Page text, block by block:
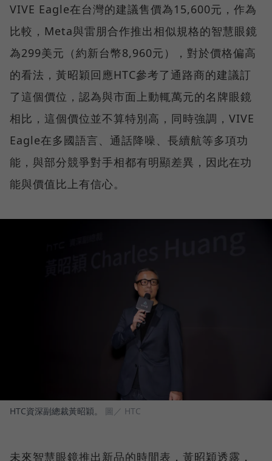
VIVE Eagle在台灣的建議售價為15,600元，作為
比較，Meta與雷朋合作推出相似規格的智慧眼鏡
為299美元（約新台幣8,960元），對於價格偏高
的看法，黃昭穎回應HTC參考了通路商的建議訂
了這個價位，認為與市面上動輒萬元的名牌眼鏡
相比，這個價位並不算特別高，同時強調，VIVE
Eagle在多國語言、通話降噪、長續航等多項功
能，與部分競爭對手相都有明顯差異，因此在功
能與價值比上有信心。
HTC資深副總裁黃昭穎。 圖／ HTC
未來智慧眼鏡推出新品的時間表，黃昭穎透露，